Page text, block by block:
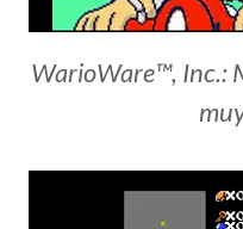
WarioWare™, Inc.: